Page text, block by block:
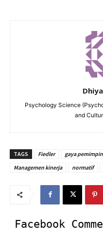
Psychology Science
and
TAGS Fiedler gaya pemimpin
Managemen kinerja
normatif
Facebook